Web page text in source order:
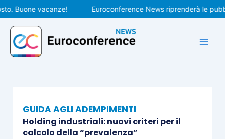
Vai
al
contenuto
vacanze! Euroconference News riprenderà le
GUIDA AGLI ADEMPIMENTI
Holding industriali: nuovi criteri per il
calcolo della “prevalenza”